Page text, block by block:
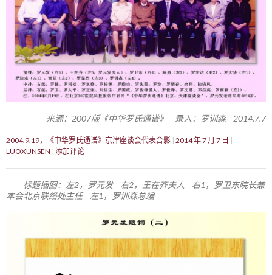
来源：2007版《中华罗氏通谱》 录入：罗训森 2014.7.7
2004.9.19，《中华罗氏通谱》京津座谈会代表合影 2014 年 7 月 7 日
LUOXUNSEN 添加评论
标题插图：左2，罗元发 右2，王在齐夫人 右1，罗卫东院长兼
本会北京联络处主任 左1，罗训森总编